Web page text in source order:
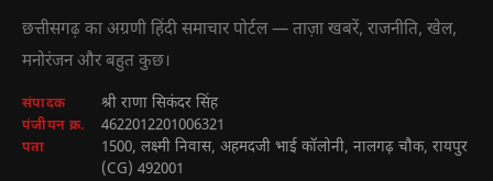
छत्तीसगढ़ का अग्रणी हिंदी समाचार पोर्टल — ताज़ा खबरें, राजनीति, खेल,
मनोरंजन और बहुत कुछ।
संपादक श्री राणा सिकंदर सिंह
पंजीयन क्र. 4622012201006321
पता
1500, लक्ष्मी निवास, अहमदजी भाई कॉलोनी, नालगढ़ चौक, रायपुर
(CG) 492001